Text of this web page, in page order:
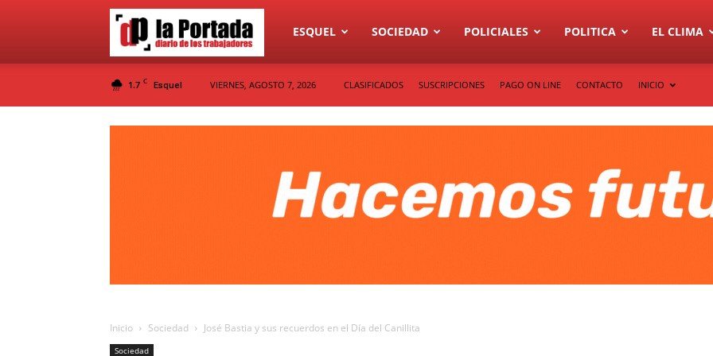
Diario
La
ESQUEL SOCIEDAD POLICIALES POLITICA EL CLIMA
1.7 C Esquel VIERNES, AGOSTO 7, 2026 CLASIFICADOS SUSCRIPCIONES PAGO ON LINE CONTACTO INICIO
Inicio Sociedad José Bastia y sus recuerdos en el Día del Canillita
Sociedad